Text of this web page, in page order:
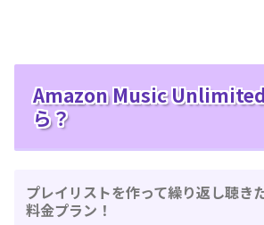
Amazon Music Unlimited
ら？
プレイリストを作って繰り返し聴き
料金プラン！